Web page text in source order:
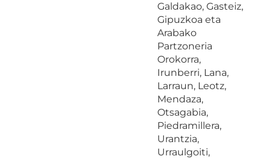
Galdakao, Gasteiz,
Gipuzkoa eta
Arabako
Partzoneria
Orokorra,
Irunberri, Lana,
Larraun, Leotz,
Mendaza,
Otsagabia,
Piedramillera,
Urantzia,
Urraulgoiti,